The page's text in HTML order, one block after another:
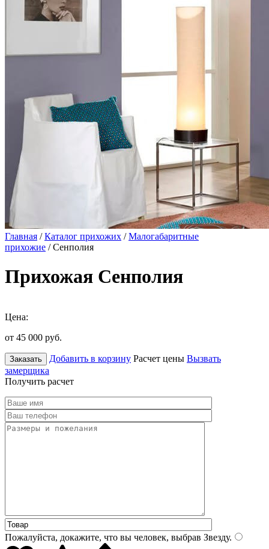
Главная /Каталог прихожих /Малогабаритные
прихожие / Сенполия
Прихожая Сенполия
Цена:
от 45 000 руб.
Заказать Добавить в корзину Расчет цены Вызвать
замерщика
Получить расчет
Пожалуйста, докажите, что вы человек, выбрав Звезду.